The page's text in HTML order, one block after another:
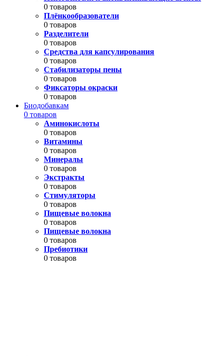
0 товаров
Плёнкообразователи
0 товаров
Разделители
0 товаров
Средства для капсулирования
0 товаров
Стабилизаторы пены
0 товаров
Фиксаторы окраски
0 товаров
Биодобавкам
0 товаров
Аминокислоты
0 товаров
Витамины
0 товаров
Минералы
0 товаров
Экстракты
0 товаров
Стимуляторы
0 товаров
Пищевые волокна
0 товаров
Пищевые волокна
0 товаров
Пребиотики
0 товаров